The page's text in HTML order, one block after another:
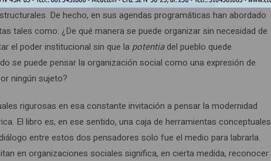
De hecho, en sus agendas programáticas han abordado
tales como: ¿De qué manera se puede organizar sin necesidad de
el poder institucional sin que la potentiadel pueblo quede
se puede pensar la organización social como una expresión de
ningún sujeto?
rigurosas en esa constante invitación a pensar la modernidad
El libro es, en ese sentido, una caja de herramientas conceptuales
entre estos dos pensadores solo fue el medio para labrarla.
en organizaciones sociales significa, en cierta medida, reconocer